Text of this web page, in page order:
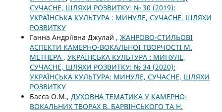
СУЧАСНЕ, ШЛЯХИ РОЗВИТКУ: № 30 (2019):
УКРАЇНСЬКА КУЛЬТУРА : МИНУЛЕ, СУЧАСНЕ, ШЛЯХИ
РОЗВИТКУ
Ганна Андріївна Джулай , ЖАНРОВО-СТИЛЬОВІ
АСПЕКТИ КАМЕРНО-ВОКАЛЬНОЇ ТВОРЧОСТІ М.
МЕТНЕРА , УКРАЇНСЬКА КУЛЬТУРА : МИНУЛЕ,
СУЧАСНЕ, ШЛЯХИ РОЗВИТКУ: № 34 (2020):
УКРАЇНСЬКА КУЛЬТУРА: МИНУЛЕ, СУЧАСНЕ, ШЛЯХИ
РОЗВИТКУ
Басса О.М., ДУХОВНА ТЕМАТИКА У КАМЕРНО-
ВОКАЛЬНИХ ТВОРАХ В. БАРВІНСЬКОГО ТА Н.